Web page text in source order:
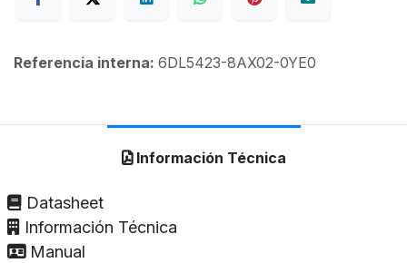
Referencia interna: 6DL5423-8AX02-0YE0
Información Técnica
Datasheet
Información Técnica
Manual